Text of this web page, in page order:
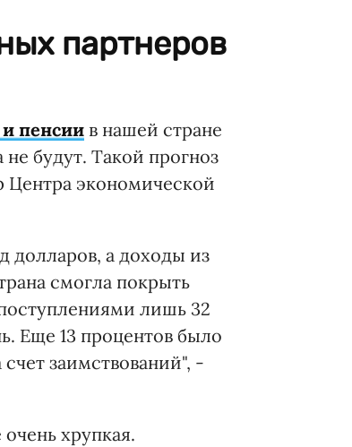
партнеров
пенсии в нашей стране
будут. Такой прогноз
экономической
долларов, а доходы из
смогла покрыть
лишь 32
Еще 13 процентов было
счет заимствований", -
хрупкая.